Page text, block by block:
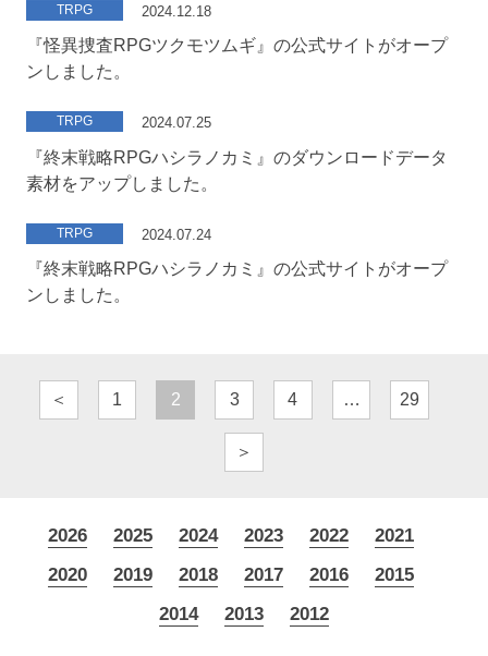
TRPG 2024.12.18
『怪異捜査RPGツクモツムギ』の公式サイトがオープ
ンしました。
TRPG 2024.07.25
『終末戦略RPGハシラノカミ』のダウンロードデータ
素材をアップしました。
TRPG 2024.07.24
『終末戦略RPGハシラノカミ』の公式サイトがオープ
ンしました。
＜ 1 2 3 4 … 29
＞
2026 2025 2024 2023 2022
2021
2020
2019 2018 2017 2016
2015
2014
2013 2012